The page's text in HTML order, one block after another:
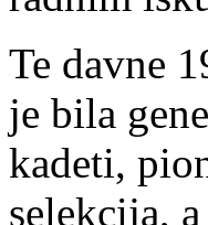
Te davne
je bila
kadeti,
selekcija,